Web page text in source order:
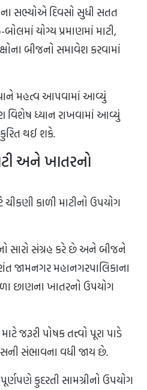
સભ્યોએ દિવસો સુધી સતત
યોગ્ય પ્રમાણમાં માટી,
બીજનો સમાવેશ કરવામાં
મહત્વ આપવામાં આવ્યું
વિશેષ ધ્યાન રાખવામાં આવ્યું
થઈ શકે.
અને ખાતરનો
કાળી માટીનો ઉપયોગ
સારો સંગ્રહ કરે છે અને બીજને
મહાનગરપાલિકાના
છાણના ખાતરનો ઉપયોગ
જરૂરી પોષક તત્ત્વો પૂરા પાડે
સંભાવના વધી જાય છે.
કુદરતી સામગ્રીનો ઉપયોગ